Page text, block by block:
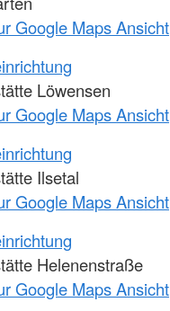
Google Maps Ansicht
Löwensen
Google Maps Ansicht
Ilsetal
Google Maps Ansicht
Helenenstraße
Google Maps Ansicht